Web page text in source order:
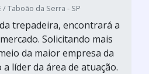
/ Taboão da Serra - SP
trepadeira, encontrará a
Solicitando mais
da maior empresa da
líder da área de atuação.